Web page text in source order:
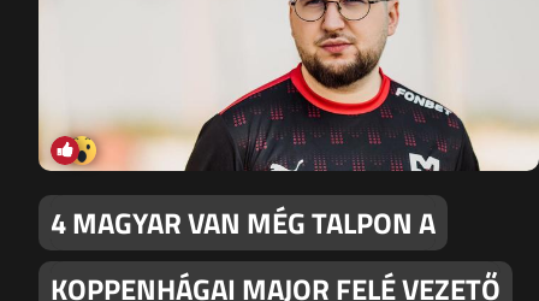
4 MAGYAR VAN MÉG TALPON A
KOPPENHÁGAI MAJOR FELÉ VEZETŐ